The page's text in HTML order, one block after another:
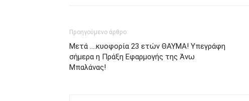
Προηγούμενο άρθρο
Μετά ….κυοφορία 23 ετών ΘΑΥΜΑ! Υπεγράφη
σήμερα η Πράξη Εφαρμογής της Άνω
Μπαλάνας!